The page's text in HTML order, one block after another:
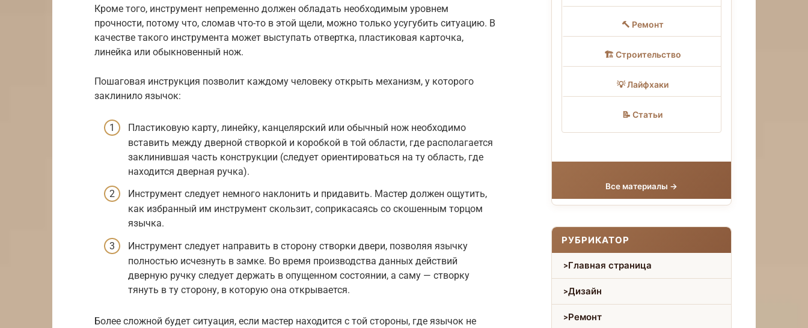
Кроме того, инструмент непременно должен обладать необходимым уровнем
прочности, потому что, сломав что-то в этой щели, можно только усугубить ситуацию. В
качестве такого инструмента может выступать отвертка, пластиковая карточка,
линейка или обыкновенный нож.
Пошаговая инструкция позволит каждому человеку открыть механизм, у которого
заклинило язычок:
Пластиковую карту, линейку, канцелярский или обычный нож необходимо
вставить между дверной створкой и коробкой в той области, где располагается
заклинившая часть конструкции (следует ориентироваться на ту область, где
находится дверная ручка).
Инструмент следует немного наклонить и придавить. Мастер должен ощутить,
как избранный им инструмент скользит, соприкасаясь со скошенным торцом
язычка.
Инструмент следует направить в сторону створки двери, позволяя язычку
полностью исчезнуть в замке. Во время производства данных действий
дверную ручку следует держать в опущенном состоянии, а саму — створку
тянуть в ту сторону, в которую она открывается.
Более сложной будет ситуация, если мастер находится с той стороны, где язычок не
🔨 Ремонт
🏗 Строительство
💡 Лайфхаки
📝 Статьи
Все материалы →
РУБРИКАТОР
Главная страница
Дизайн
Ремонт